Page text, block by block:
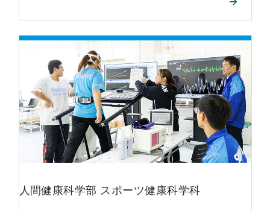
人間健康科学部 スポーツ健康科学科